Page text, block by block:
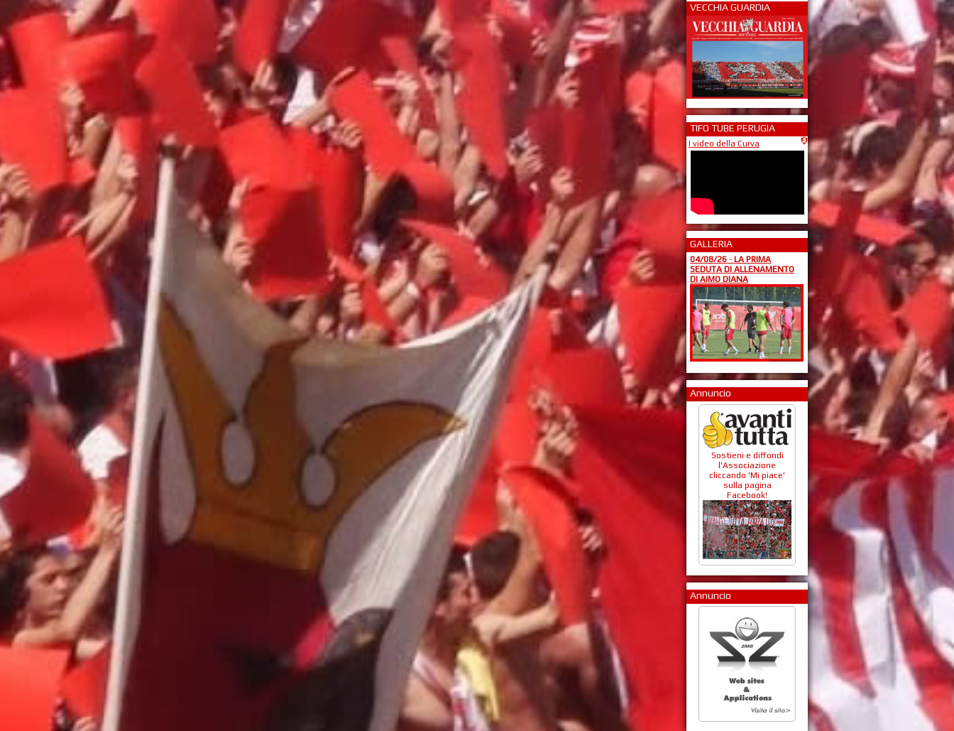
VECCHIA GUARDIA
TIFO TUBE PERUGIA
I video della Curva
GALLERIA
04/08/26 - LA PRIMA
SEDUTA DI ALLENAMENTO
DI AIMO DIANA
Annuncio
Sostieni e diffondi
l'Associazione
cliccando 'Mi piace'
sulla pagina
Facebook!
Annuncio